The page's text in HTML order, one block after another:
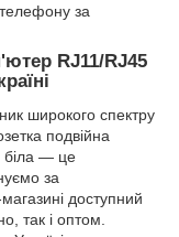
за
RJ11/RJ45
широкого спектру
подвійна
біла — це
за
доступний
так і оптом.